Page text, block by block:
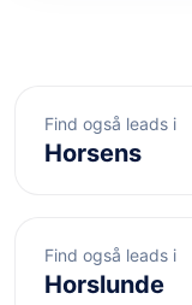
Find også leads i
Horsens
Find også leads i
Horslunde